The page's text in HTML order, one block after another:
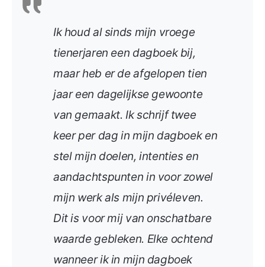
Ik houd al sinds mijn vroege
tienerjaren een dagboek bij,
maar heb er de afgelopen tien
jaar een dagelijkse gewoonte
van gemaakt. Ik schrijf twee
keer per dag in mijn dagboek en
stel mijn doelen, intenties en
aandachtspunten in voor zowel
mijn werk als mijn privéleven.
Dit is voor mij van onschatbare
waarde gebleken. Elke ochtend
wanneer ik in mijn dagboek